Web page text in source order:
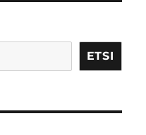
veteraanit
ETSI